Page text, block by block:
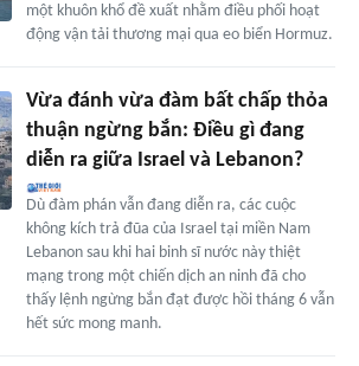
một khuôn khổ đề xuất nhằm điều phối hoạt
động vận tải thương mại qua eo biển Hormuz.
Vừa đánh vừa đàm bất chấp thỏa
thuận ngừng bắn: Điều gì đang
diễn ra giữa Israel và Lebanon?
Dù đàm phán vẫn đang diễn ra, các cuộc
không kích trả đũa của Israel tại miền Nam
Lebanon sau khi hai binh sĩ nước này thiệt
mạng trong một chiến dịch an ninh đã cho
thấy lệnh ngừng bắn đạt được hồi tháng 6 vẫn
hết sức mong manh.